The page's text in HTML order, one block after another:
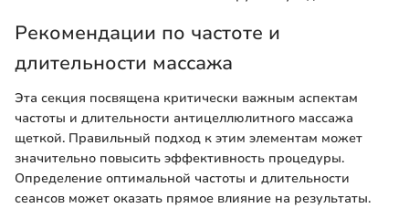
Рекомендации по частоте и
длительности массажа
Эта секция посвящена критически важным аспектам
частоты и длительности антицеллюлитного массажа
щеткой. Правильный подход к этим элементам может
значительно повысить эффективность процедуры.
Определение оптимальной частоты и длительности
сеансов может оказать прямое влияние на результаты.